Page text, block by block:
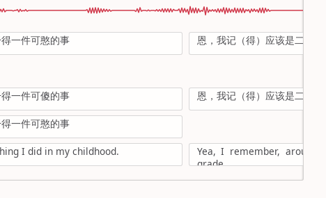
一件可憨的事 恩，我记（得）应该是二（le
一件可傻的事 恩，我记（得）应该是二年
一件可憨的事
I did in my childhood.
Yea, I remember,
grade